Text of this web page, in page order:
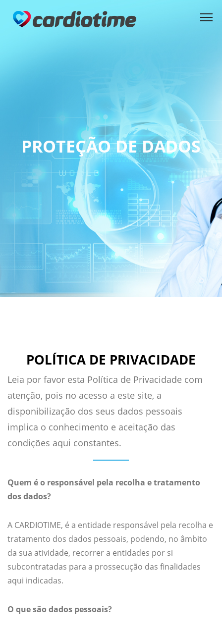
PROTEÇÃO DE DADOS
POLÍTICA DE PRIVACIDADE
Leia por favor esta Política de Privacidade com
atenção, pois no acesso a este site, a
disponibilização dos seus dados pessoais
implica o conhecimento e aceitação das
condições aqui constantes.
Quem é o responsável pela recolha e tratamento
dos dados?
A CARDIOTIME, é a entidade responsável pela recolha e
tratamento dos dados pessoais, podendo, no âmbito
da sua atividade, recorrer a entidades por si
subcontratadas para a prossecução das finalidades
aqui indicadas.
O que são dados pessoais?